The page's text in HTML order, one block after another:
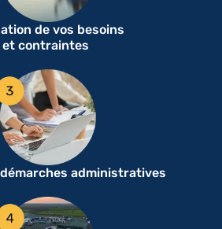
de vos besoins
et contraintes
administratives